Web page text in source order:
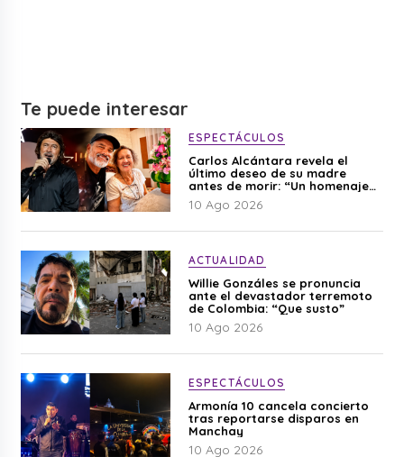
Te puede interesar
ESPECTÁCULOS
Carlos Alcántara revela el
último deseo de su madre
antes de morir: “Un homenaje
para mi mamá”
10 Ago 2026
ACTUALIDAD
Willie Gonzáles se pronuncia
ante el devastador terremoto
de Colombia: “Que susto”
10 Ago 2026
ESPECTÁCULOS
Armonía 10 cancela concierto
tras reportarse disparos en
Manchay
10 Ago 2026